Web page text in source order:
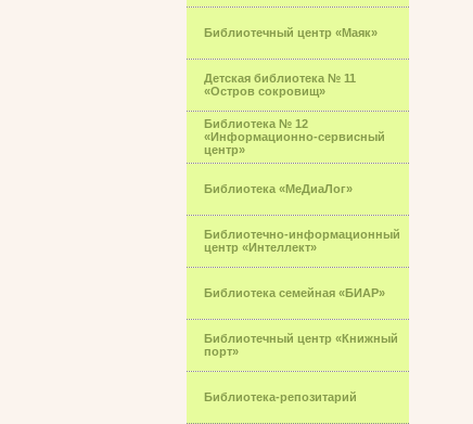
Библиотечный центр «Маяк»
Детская библиотека № 11
«Остров сокровищ»
Библиотека № 12
«Информационно-сервисный
центр»
Библиотека «МеДиаЛог»
Библиотечно-информационный
центр «Интеллект»
Библиотека семейная «БИАР»
Библиотечный центр «Книжный
порт»
Библиотека-репозитарий